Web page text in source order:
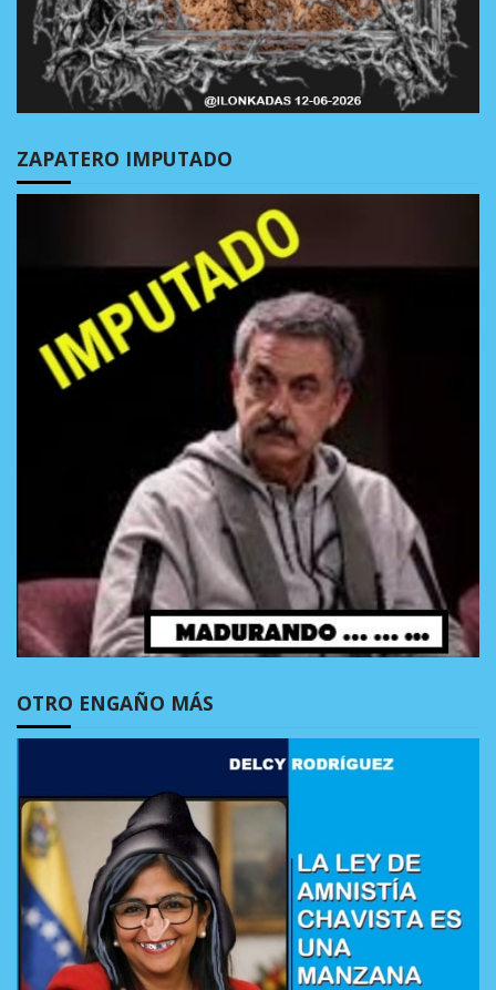
ZAPATERO IMPUTADO
OTRO ENGAÑO MÁS